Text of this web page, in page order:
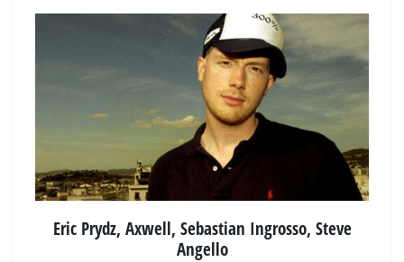
Eric Prydz, Axwell, Sebastian Ingrosso, Steve
Angello